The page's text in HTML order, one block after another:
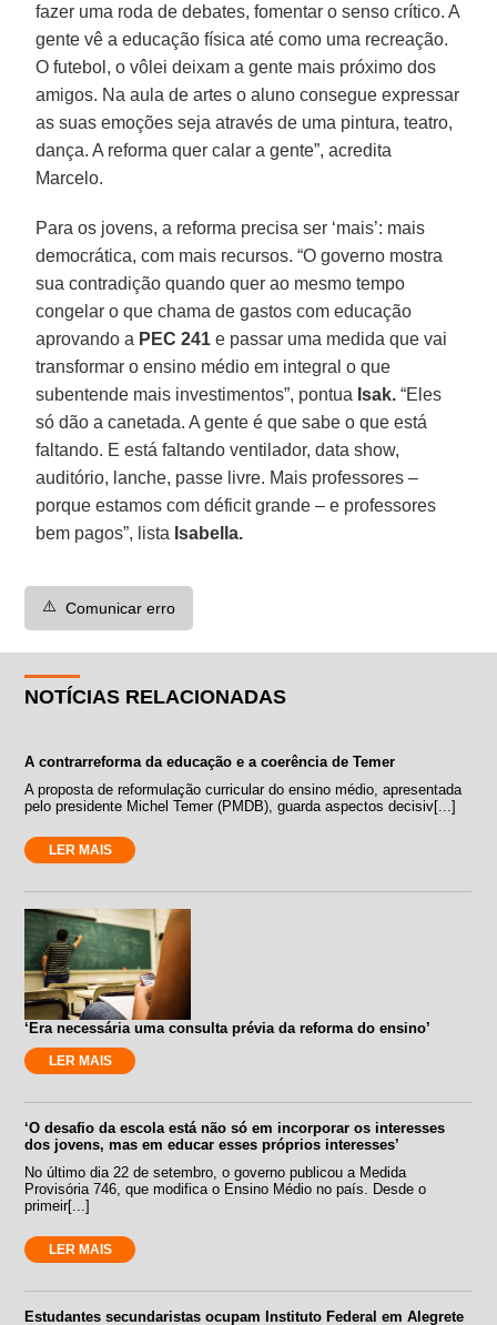
fazer uma roda de debates, fomentar o senso crítico. A
gente vê a educação física até como uma recreação.
O futebol, o vôlei deixam a gente mais próximo dos
amigos. Na aula de artes o aluno consegue expressar
as suas emoções seja através de uma pintura, teatro,
dança. A reforma quer calar a gente”, acredita
Marcelo.
Para os jovens, a reforma precisa ser ‘mais’: mais
democrática, com mais recursos. “O governo mostra
sua contradição quando quer ao mesmo tempo
congelar o que chama de gastos com educação
aprovando a PEC 241 e passar uma medida que vai
transformar o ensino médio em integral o que
subentende mais investimentos”, pontua Isak. “Eles
só dão a canetada. A gente é que sabe o que está
faltando. E está faltando ventilador, data show,
auditório, lanche, passe livre. Mais professores –
porque estamos com déficit grande – e professores
bem pagos”, lista Isabella.
⚠️ Comunicar erro
NOTÍCIAS RELACIONADAS
A contrarreforma da educação e a coerência de Temer
A proposta de reformulação curricular do ensino médio, apresentada
pelo presidente Michel Temer (PMDB), guarda aspectos decisiv[...]
LER MAIS
‘Era necessária uma consulta prévia da reforma do ensino’
LER MAIS
‘O desafio da escola está não só em incorporar os interesses
dos jovens, mas em educar esses próprios interesses’
No último dia 22 de setembro, o governo publicou a Medida
Provisória 746, que modifica o Ensino Médio no país. Desde o
primeir[...]
LER MAIS
Estudantes secundaristas ocupam Instituto Federal em Alegrete